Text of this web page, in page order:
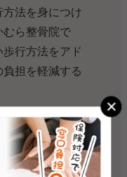
法を身につけ
むら整骨院で
行方法をアド
担を軽減する
は、日常生活で